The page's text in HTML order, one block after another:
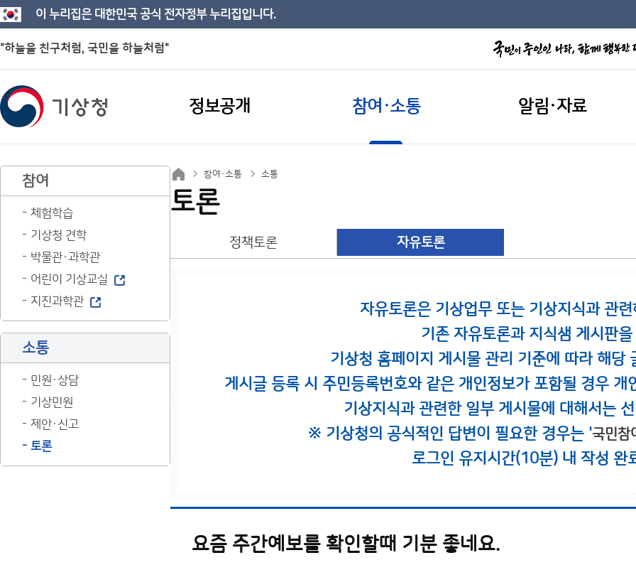
이 누리집은 대한민국 공식 전자정부 누리집입니다.
"하늘을 친구처럼, 국민을 하늘처럼"
정보공개 참여·소통 알림·자료
참여
체험학습
기상청 견학
박물관·과학관
어린이 기상교실
지진과학관
소통
민원·상담
기상민원
제안·신고
토론
참여·소통 소통
토론
정책토론 자유토론
자유토론은 기상업무 또는 기상지식과 관
기존 자유토론과 지식샘 게시판
기상청 홈페이지 게시물 관리 기준에 따라 해당
게시글 등록 시 주민등록번호와 같은 개인정보가 포함될 경우
기상지식과 관련한 일부 게시물에 대해서는
※ 기상청의 공식적인 답변이 필요한 경우는 '국민참
로그인 유지시간(10분) 내 작성 완
요즘 주간예보를 확인할때 기분 좋네요.